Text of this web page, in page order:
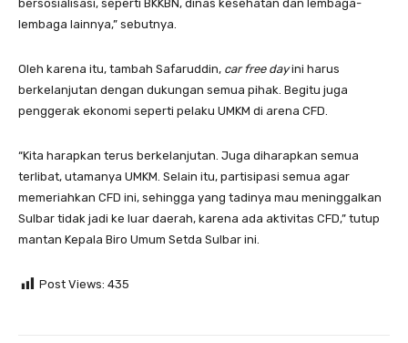
bersosialisasi, seperti BKKBN, dinas kesehatan dan lembaga-
lembaga lainnya,” sebutnya.
Oleh karena itu, tambah Safaruddin, car free dayini harus
berkelanjutan dengan dukungan semua pihak. Begitu juga
penggerak ekonomi seperti pelaku UMKM di arena CFD.
“Kita harapkan terus berkelanjutan. Juga diharapkan semua
terlibat, utamanya UMKM. Selain itu, partisipasi semua agar
memeriahkan CFD ini, sehingga yang tadinya mau meninggalkan
Sulbar tidak jadi ke luar daerah, karena ada aktivitas CFD,” tutup
mantan Kepala Biro Umum Setda Sulbar ini.
Post Views: 435